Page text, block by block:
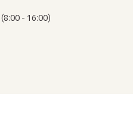
(8:00 - 16:00)